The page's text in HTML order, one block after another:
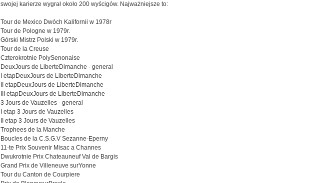
swojej karierze wygrał około 200 wyścigów. Najważniejsze to:
Tour de Mexico Dwóch Kalifornii w 1978r
Tour de Pologne w 1979r.
Górski Mistrz Polski w 1979r.
Tour de la Creuse
Czterokrotnie PolySenonaise
DeuxJours de LiberteDimanche - general
I etapDeuxJours de LiberteDimanche
II etapDeuxJours de LiberteDimanche
III etapDeuxJours de LiberteDimanche
3 Jours de Vauzelles - general
I etap 3 Jours de Vauzelles
II etap 3 Jours de Vauzelles
Trophees de la Manche
Boucles de la C.S.G.V Sezanne-Eperny
11-te Prix Souvenir Misac a Channes
Dwukrotnie Prix Chateauneuf Val de Bargis
Grand Prix de Villeneuve surYonne
Tour du Canton de Courpiere